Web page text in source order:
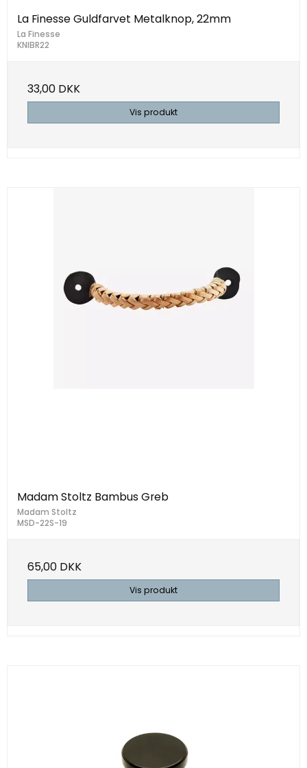
La Finesse Guldfarvet Metalknop, 22mm
La Finesse
KNIBR22
33,00 DKK
Vis produkt
Madam Stoltz Bambus Greb
Madam Stoltz
MSD-22S-19
65,00 DKK
Vis produkt